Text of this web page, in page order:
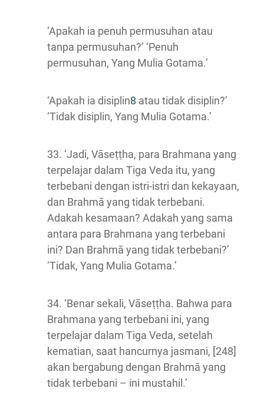
‘Apakah ia penuh permusuhan atau
tanpa permusuhan?’ ‘Penuh
permusuhan, Yang Mulia Gotama.’
‘Apakah ia disiplin8 atau tidak disiplin?’
‘Tidak disiplin, Yang Mulia Gotama.’
33. ‘Jadi, Vāseṭṭha, para Brahmana yang
terpelajar dalam Tiga Veda itu, yang
terbebani dengan istri-istri dan kekayaan,
dan Brahmā yang tidak terbebani.
Adakah kesamaan? Adakah yang sama
antara para Brahmana yang terbebani
ini? Dan Brahmā yang tidak terbebani?’
‘Tidak, Yang Mulia Gotama.’
34. ‘Benar sekali, Vāseṭṭha. Bahwa para
Brahmana yang terbebani ini, yang
terpelajar dalam Tiga Veda, setelah
kematian, saat hancurnya jasmani, [248]
akan bergabung dengan Brahmā yang
tidak terbebani – ini mustahil.’